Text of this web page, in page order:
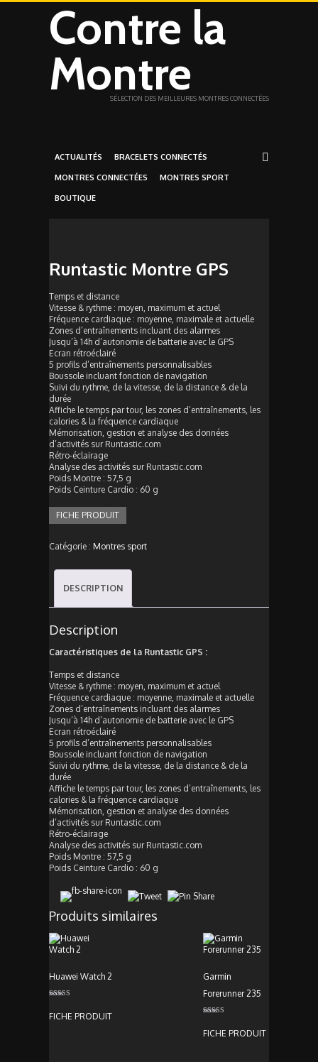
Contre la
Montre
SÉLECTION DES MEILLEURES MONTRES CONNECTÉES
ACTUALITÉS BRACELETS CONNECTÉS
MONTRES CONNECTÉES MONTRES SPORT
BOUTIQUE
Runtastic Montre GPS
Temps et distance
Vitesse & rythme : moyen, maximum et actuel
Fréquence cardiaque : moyenne, maximale et actuelle
Zones d’entraînements incluant des alarmes
Jusqu’à 14h d’autonomie de batterie avec le GPS
Ecran rétroéclairé
5 profils d’entraînements personnalisables
Boussole incluant fonction de navigation
Suivi du rythme, de la vitesse, de la distance & de la
durée
Affiche le temps par tour, les zones d’entraînements, les
calories & la fréquence cardiaque
Mémorisation, gestion et analyse des données
d’activités sur Runtastic.com
Rétro-éclairage
Analyse des activités sur Runtastic.com
Poids Montre : 57,5 g
Poids Ceinture Cardio : 60 g
FICHE PRODUIT
Catégorie : Montres sport
DESCRIPTION
Description
Caractéristiques de la Runtastic GPS :
Temps et distance
Vitesse & rythme : moyen, maximum et actuel
Fréquence cardiaque : moyenne, maximale et actuelle
Zones d’entraînements incluant des alarmes
Jusqu’à 14h d’autonomie de batterie avec le GPS
Ecran rétroéclairé
5 profils d’entraînements personnalisables
Boussole incluant fonction de navigation
Suivi du rythme, de la vitesse, de la distance & de la
durée
Affiche le temps par tour, les zones d’entraînements, les
calories & la fréquence cardiaque
Mémorisation, gestion et analyse des données
d’activités sur Runtastic.com
Rétro-éclairage
Analyse des activités sur Runtastic.com
Poids Montre : 57,5 g
Poids Ceinture Cardio : 60 g
Produits similaires
Huawei Watch 2
sur 5
FICHE PRODUIT
Garmin
Forerunner 235
sur 5
FICHE PRODUIT